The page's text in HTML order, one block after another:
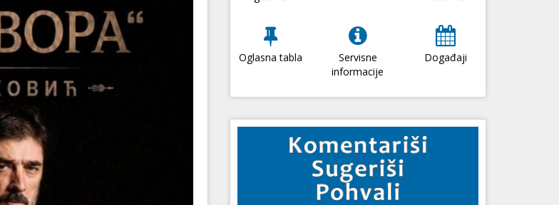
Oglasna tabla
Servisne
informacije
Događaji